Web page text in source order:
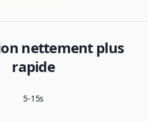
nettement plus
rapide
5-15s